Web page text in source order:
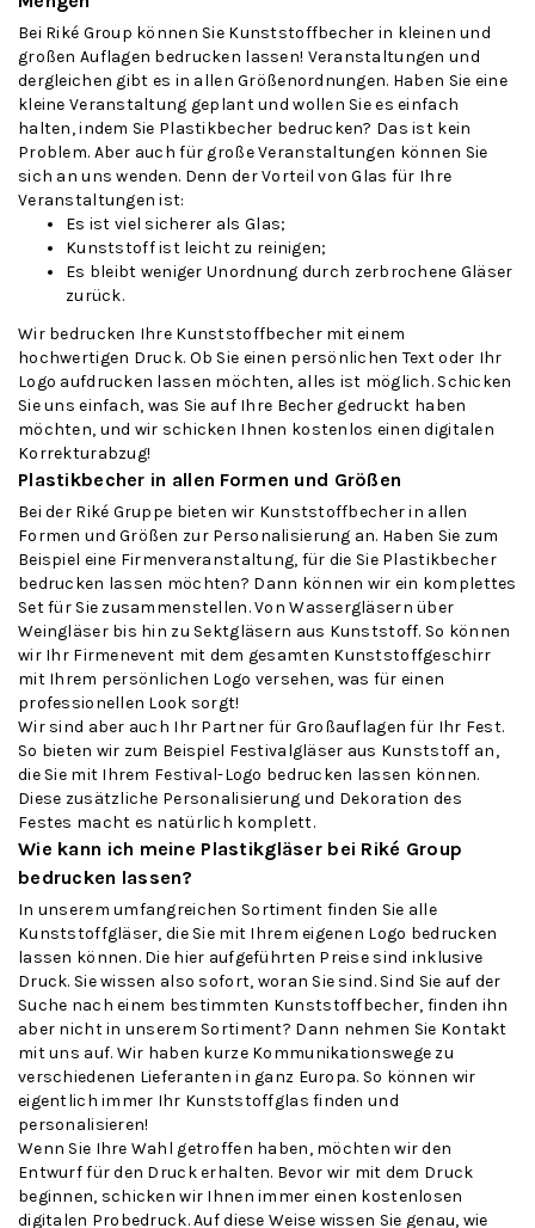
Bei Riké Group können Sie Kunststoffbecher in kleinen und
großen Auflagen bedrucken lassen! Veranstaltungen und
dergleichen gibt es in allen Größenordnungen. Haben Sie eine
kleine Veranstaltung geplant und wollen Sie es einfach
halten, indem Sie Plastikbecher bedrucken? Das ist kein
Problem. Aber auch für große Veranstaltungen können Sie
sich an uns wenden. Denn der Vorteil von Glas für Ihre
Veranstaltungen ist:
Es ist viel sicherer als Glas;
Kunststoff ist leicht zu reinigen;
Es bleibt weniger Unordnung durch zerbrochene Gläser
zurück.
Wir bedrucken Ihre Kunststoffbecher mit einem
hochwertigen Druck. Ob Sie einen persönlichen Text oder Ihr
Logo aufdrucken lassen möchten, alles ist möglich. Schicken
Sie uns einfach, was Sie auf Ihre Becher gedruckt haben
möchten, und wir schicken Ihnen kostenlos einen digitalen
Korrekturabzug!
Plastikbecher in allen Formen und Größen
Bei der Riké Gruppe bieten wir Kunststoffbecher in allen
Formen und Größen zur Personalisierung an. Haben Sie zum
Beispiel eine Firmenveranstaltung, für die Sie Plastikbecher
bedrucken lassen möchten? Dann können wir ein komplettes
Set für Sie zusammenstellen. Von Wassergläsern über
Weingläserbis hin zu Sektgläsern aus Kunststoff. So können
wir Ihr Firmenevent mit dem gesamten Kunststoffgeschirr
mit Ihrem persönlichen Logo versehen, was für einen
professionellen Look sorgt!
Wir sind aber auch Ihr Partner für Großauflagen für Ihr Fest.
So bieten wir zum Beispiel Festivalgläser aus Kunststoff an,
die Sie mit Ihrem Festival-Logo bedrucken lassen können.
Diese zusätzliche Personalisierung und Dekoration des
Festes macht es natürlich komplett.
Wie kann ich meine Plastikgläser bei Riké Group
bedrucken lassen?
In unserem umfangreichen Sortiment finden Sie alle
Kunststoffgläser, die Sie mit Ihrem eigenen Logo bedrucken
lassen können. Die hier aufgeführten Preise sind inklusive
Druck. Sie wissen also sofort, woran Sie sind. Sind Sie auf der
Suche nach einem bestimmten Kunststoffbecher, finden ihn
aber nicht in unserem Sortiment? Dann nehmen Sie Kontakt
mit uns auf. Wir haben kurze Kommunikationswege zu
verschiedenen Lieferanten in ganz Europa. So können wir
eigentlich immer Ihr Kunststoffglas finden und
personalisieren!
Wenn Sie Ihre Wahl getroffen haben, möchten wir den
Entwurf für den Druck erhalten. Bevor wir mit dem Druck
beginnen, schicken wir Ihnen immer einen kostenlosen
digitalen Probedruck. Auf diese Weise wissen Sie genau, wie